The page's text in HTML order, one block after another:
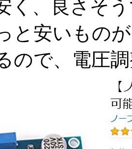
く、良さそ
と安いもの
ので、電圧